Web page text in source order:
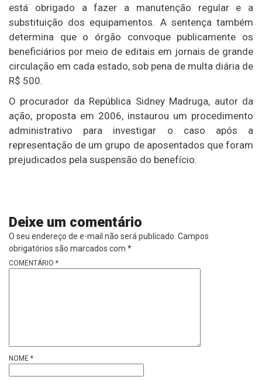
está obrigado a fazer a manutenção regular e a
substituição dos equipamentos. A sentença também
determina que o órgão convoque publicamente os
beneficiários por meio de editais em jornais de grande
circulação em cada estado, sob pena de multa diária de
R$ 500.
O procurador da República Sidney Madruga, autor da
ação, proposta em 2006, instaurou um procedimento
administrativo para investigar o caso após a
representação de um grupo de aposentados que foram
prejudicados pela suspensão do benefício.
Deixe um comentário
O seu endereço de e-mail não será publicado. Campos
obrigatórios são marcados com *
COMENTÁRIO *
NOME *